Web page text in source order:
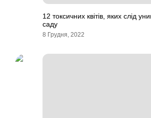
12 токсичних квітів, яких слід
саду
8 Грудня, 2022